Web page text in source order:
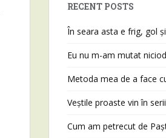
RECENT POSTS
În seara asta e frig, gol
Eu nu m-am mutat
Metoda mea de a face
Veștile proaste vin în
Cum am petrecut de